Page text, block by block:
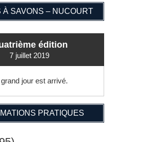
À SAVONS – NUCOURT
édition
7 juillet 2019
grand jour est arrivé.
PRATIQUES